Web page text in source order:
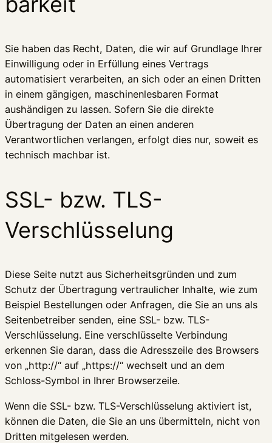
Sie haben das Recht, Daten, die wir auf Grundlage Ihrer
Einwilligung oder in Erfüllung eines Vertrags
automatisiert verarbeiten, an sich oder an einen Dritten
in einem gängigen, maschinenlesbaren Format
aushändigen zu lassen. Sofern Sie die direkte
Übertragung der Daten an einen anderen
Verantwortlichen verlangen, erfolgt dies nur, soweit es
technisch machbar ist.
SSL- bzw. TLS-
Verschlüsselung
Diese Seite nutzt aus Sicherheitsgründen und zum
Schutz der Übertragung vertraulicher Inhalte, wie zum
Beispiel Bestellungen oder Anfragen, die Sie an uns als
Seitenbetreiber senden, eine SSL- bzw. TLS-
Verschlüsselung. Eine verschlüsselte Verbindung
erkennen Sie daran, dass die Adresszeile des Browsers
von „http://“ auf „https://“ wechselt und an dem
Schloss-Symbol in Ihrer Browserzeile.
Wenn die SSL- bzw. TLS-Verschlüsselung aktiviert ist,
können die Daten, die Sie an uns übermitteln, nicht von
Dritten mitgelesen werden.